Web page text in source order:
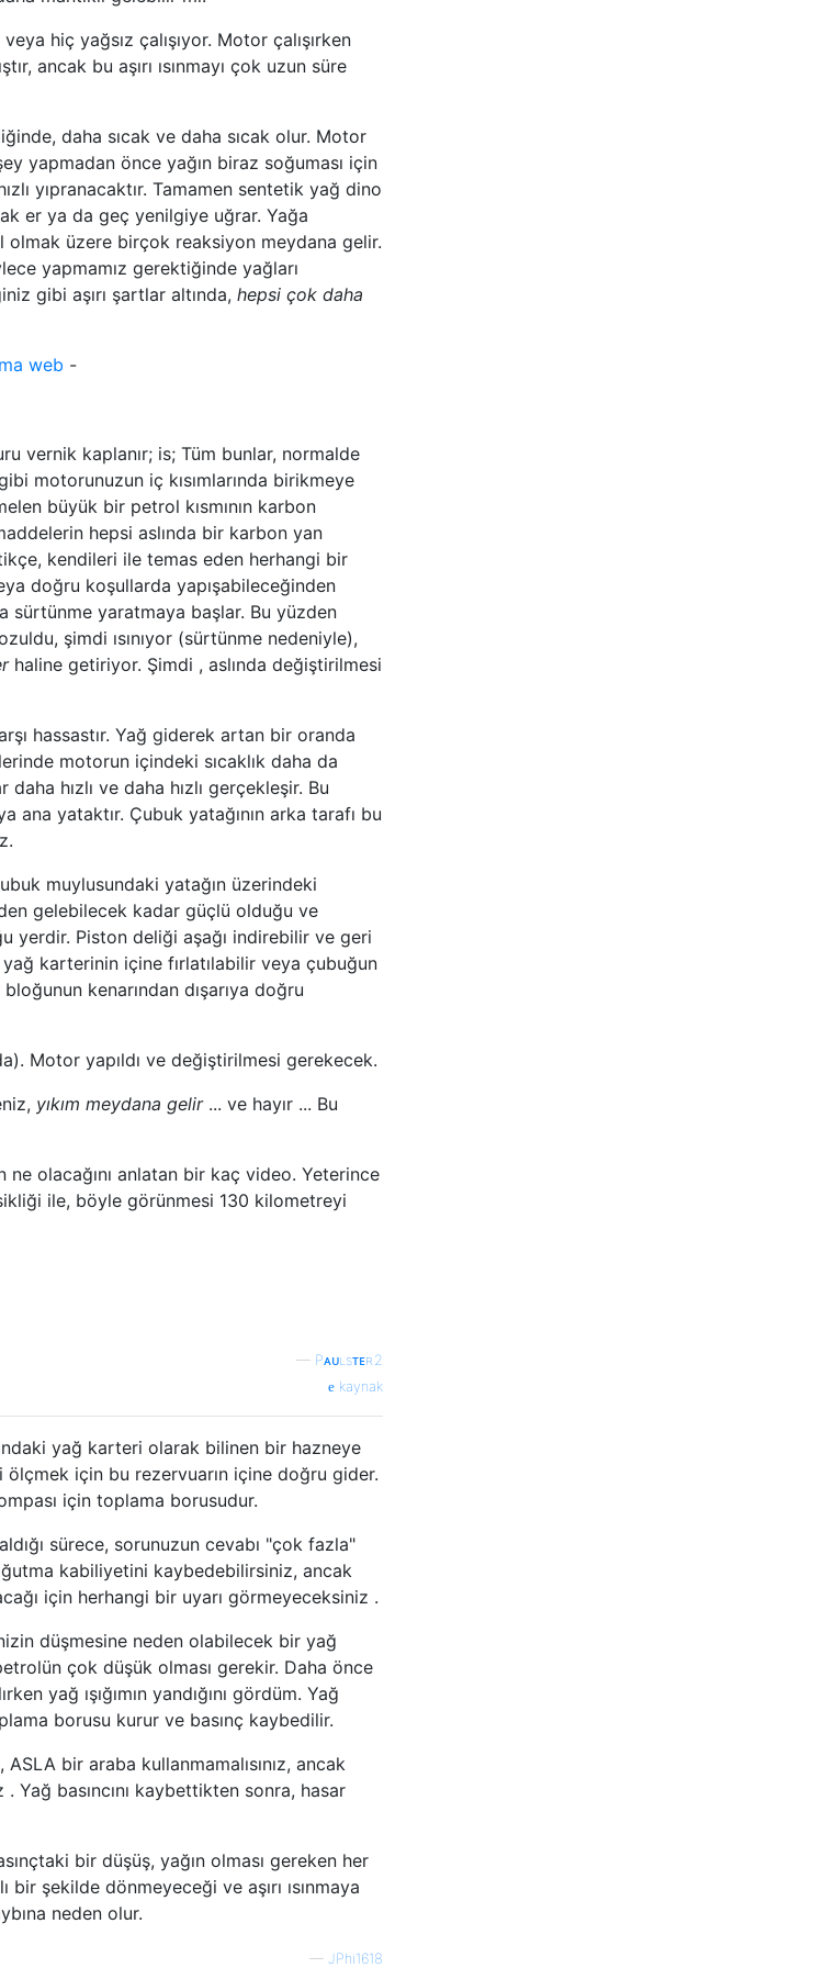
hiç yağsız çalışıyor. Motor çalışırken
ancak bu aşırı ısınmayı çok uzun süre
daha sıcak ve daha sıcak olur. Motor
yapmadan önce yağın biraz soğuması için
yıpranacaktır. Tamamen sentetik yağ dino
er ya da geç yenilgiye uğrar. Yağa
olmak üzere birçok reaksiyon meydana gelir.
yapmamız gerektiğinde yağları
gibi aşırı şartlar altında, hepsi çok daha
web -
vernik kaplanır; is; Tüm bunlar, normalde
motorunuzun iç kısımlarında birikmeye
büyük bir petrol kısmının karbon
hepsi aslında bir karbon yan
kendileri ile temas eden herhangi bir
doğru koşullarda yapışabileceğinden
sürtünme yaratmaya başlar. Bu yüzden
şimdi ısınıyor (sürtünme nedeniyle),
haline getiriyor. Şimdi , aslında değiştirilmesi
hassastır. Yağ giderek artan bir oranda
motorun içindeki sıcaklık daha da
hızlı ve daha hızlı gerçekleşir. Bu
yataktır. Çubuk yatağının arka tarafı bu
muylusundaki yatağın üzerindeki
gelebilecek kadar güçlü olduğu ve
yerdir. Piston deliği aşağı indirebilir ve geri
karterinin içine fırlatılabilir veya çubuğun
kenarından dışarıya doğru
Motor yapıldı ve değiştirilmesi gerekecek.
yıkım meydana gelir... ve hayır ... Bu
ne olacağını anlatan bir kaç video. Yeterince
ile, böyle görünmesi 130 kilometreyi
— Pᴀᴜʟsᴛᴇʀ2
kaynak
yağ karteri olarak bilinen bir hazneye
ölçmek için bu rezervuarın içine doğru gider.
için toplama borusudur.
sürece, sorunuzun cevabı "çok fazla"
kabiliyetini kaybedebilirsiniz, ancak
için herhangi bir uyarı görmeyeceksiniz .
düşmesine neden olabilecek bir yağ
çok düşük olması gerekir. Daha önce
yağ ışığımın yandığını gördüm. Yağ
borusu kurur ve basınç kaybedilir.
ASLA bir araba kullanmamalısınız, ancak
Yağ basıncını kaybettikten sonra, hasar
bir düşüş, yağın olması gereken her
şekilde dönmeyeceği ve aşırı ısınmaya
neden olur.
— JPhi1618